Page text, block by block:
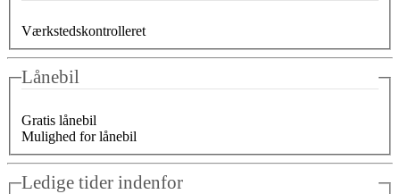
Værkstedskontrolleret
Lånebil
Gratis lånebil
Mulighed for lånebil
Ledige tider indenfor